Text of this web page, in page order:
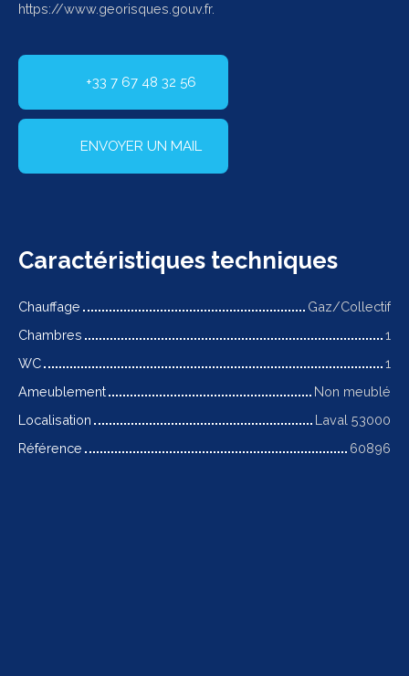
https://www.georisques.gouv.fr.
+33 7 67 48 32 56
ENVOYER UN MAIL
Caractéristiques techniques
Chauffage
Gaz/Collectif
Chambres
1
WC
1
Ameublement
Non meublé
Localisation
Laval 53000
Référence
60896